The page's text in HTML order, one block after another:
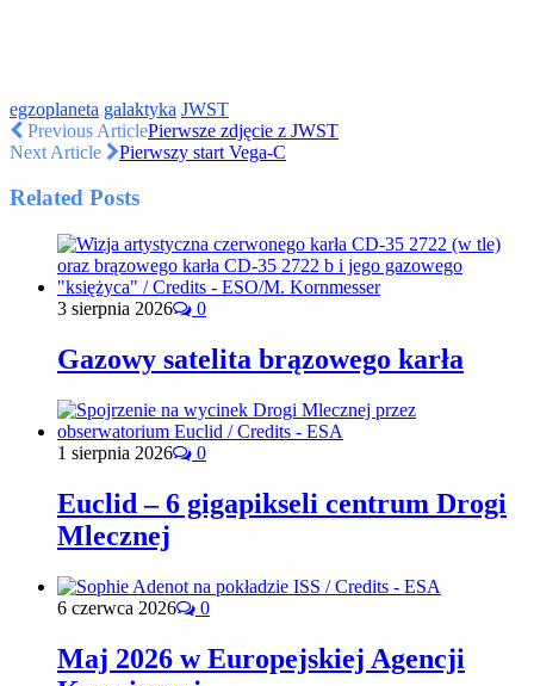
egzoplaneta galaktyka JWST
Previous ArticlePierwsze zdjęcie z JWST
Next Article
Pierwszy start Vega-C
Related Posts
3 sierpnia 2026 0
Gazowy satelita brązowego karła
1 sierpnia 2026 0
Euclid – 6 gigapikseli centrum Drogi
Mlecznej
6 czerwca 2026 0
Maj 2026 w Europejskiej Agencji